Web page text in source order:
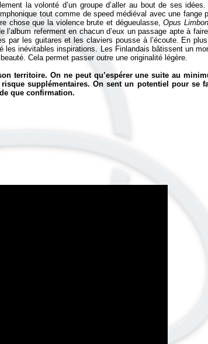
la volonté d’un groupe d’aller au bout de ses
tout comme de speed médiéval avec une fange
chose que la violence brute et dégueulasse,Opus
referment en chacun d’eux un passage apte à
par les guitares et les claviers pousse à l’écoute. En
les inévitables inspirations. Les Finlandais bâtissent un
Cela permet passer outre une originalité légère.
territoire. On ne peut qu’espérer une suite au
supplémentaires. On sent un potentiel pour se
que confirmation.